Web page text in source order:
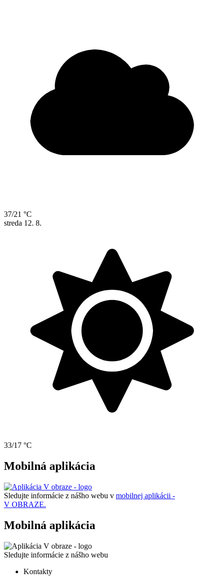
37/21 °C
streda 12. 8.
33/17 °C
Mobilná aplikácia
Sledujte informácie z nášho webu v mobilnej aplikácii -
V OBRAZE.
Mobilná aplikácia
Sledujte informácie z nášho webu
Kontakty